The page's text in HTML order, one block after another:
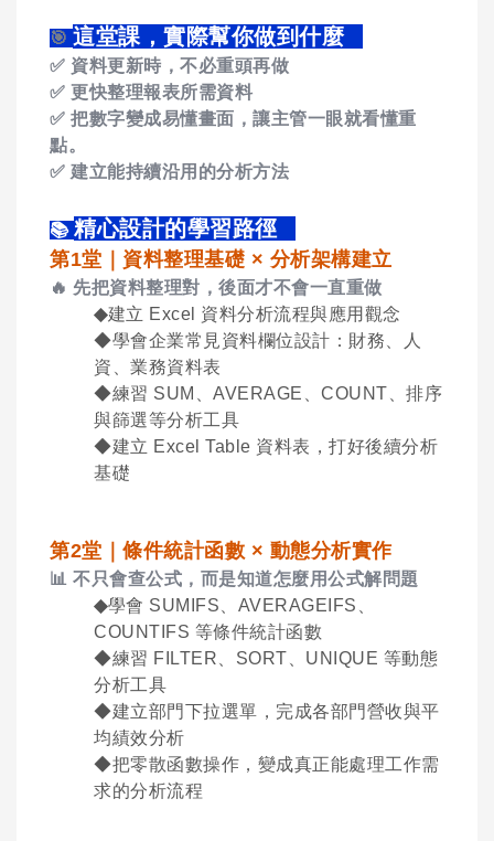
🎯 這堂課，實際幫你做到什麼
✅ 資料更新時，不必重頭再做
✅ 更快整理報表所需資料
✅ 把數字變成易懂畫面，讓主管一眼就看懂重
點。
✅ 建立能持續沿用的分析方法
📚 精心設計的學習路徑
第1堂｜資料整理基礎 × 分析架構建立
🔥 先把資料整理對，後面才不會一直重做
◆建立 Excel 資料分析流程與應用觀念
◆學會企業常見資料欄位設計：財務、人
資、業務資料表
◆練習 SUM AVERAGE COUNT 、排序
與篩選等分析工具
◆建立 Excel Table 資料表，打好後續分析
基礎
第2堂｜條件統計函數 × 動態分析實作
📊 不只會查公式，而是知道怎麼用公式解問題
◆學會 SUMIFS AVERAGEIFS
COUNTIFS 等條件統計函數
◆練習 FILTER SORT UNIQUE 等動態
分析工具
◆建立部門下拉選單，完成各部門營收與平
均績效分析
◆把零散函數操作，變成真正能處理工作需
求的分析流程